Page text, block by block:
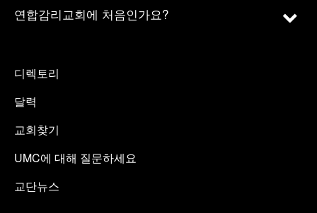
연합감리교회에 처음인가요?
디렉토리
달력
교회찾기
UMC에 대해 질문하세요
교단뉴스